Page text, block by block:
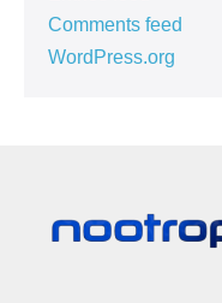
Comments feed
WordPress.org